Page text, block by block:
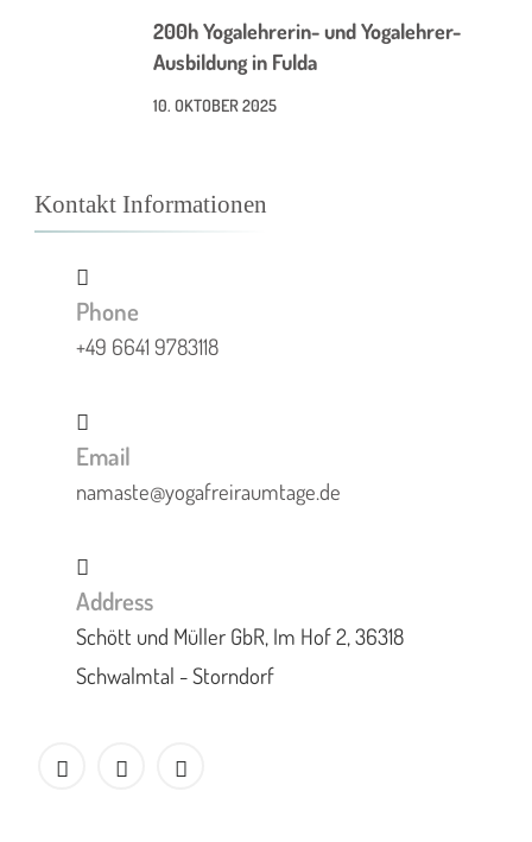
200h Yogalehrerin- und Yogalehrer-
Ausbildung in Fulda
10. OKTOBER 2025
Kontakt Informationen
Phone
+49 6641 9783118
Email
namaste@yogafreiraumtage.de
Address
Schött und Müller GbR, Im Hof 2, 36318
Schwalmtal - Storndorf